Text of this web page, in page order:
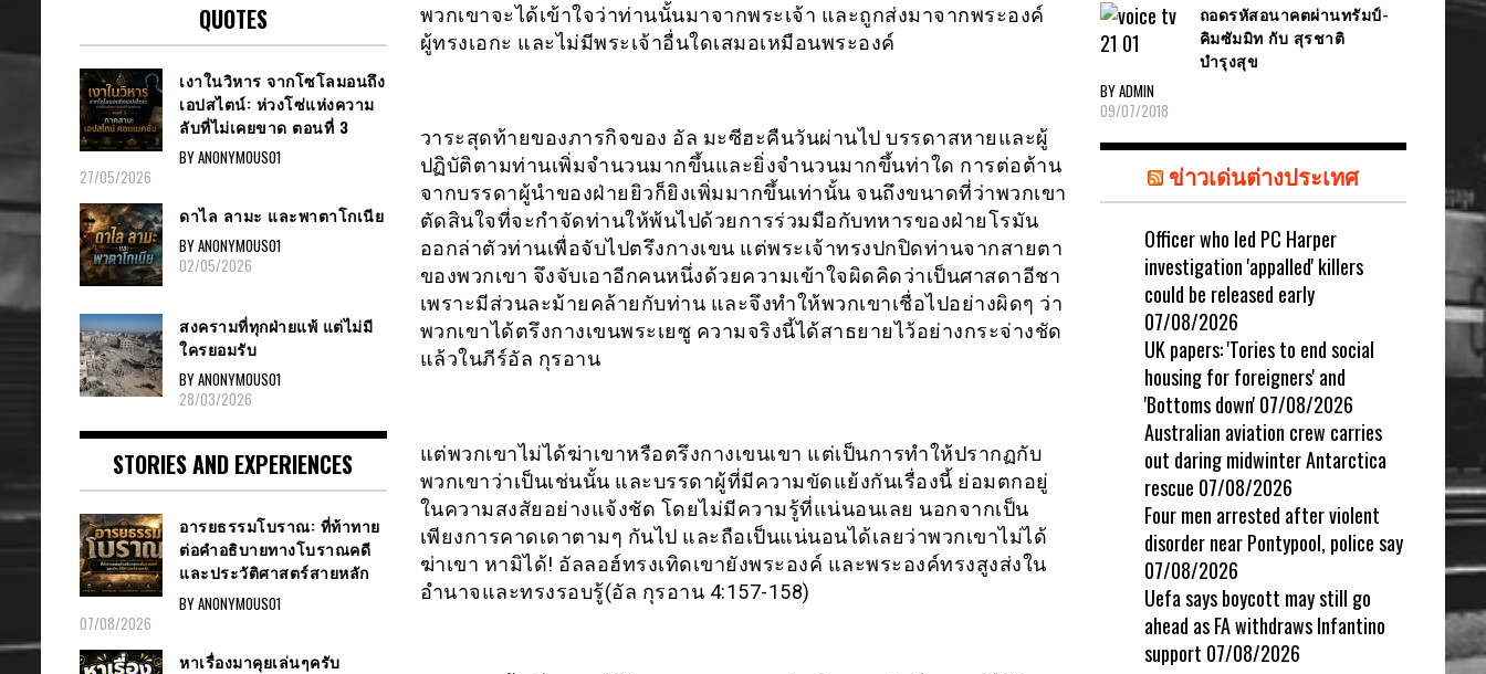
พวกเขาจะได้เข้าใจว่าท่านนั้นมาจากพระเจ้า และถูกส่งมาจากพระองค์
ผู้ทรงเอกะ และไม่มีพระเจ้าอื่นใดเสมอเหมือนพระองค์
วาระสุดท้ายของภารกิจของ อัล มะซีฮะคืนวันผ่านไป บรรดาสหายและผู้
ปฏิบัติตามท่านเพิ่มจำนวนมากขึ้นและยิ่งจำนวนมากขึ้นท่าใด การต่อต้าน
จากบรรดาผู้นำของฝ่ายยิวก็ยิงเพิ่มมากขึ้นเท่านั้น จนถึงขนาดที่ว่าพวกเขา
ตัดสินใจที่จะกำจัดท่านให้พ้นไปด้วยการร่วมมือกับทหารของฝ่ายโรมัน
ออกล่าตัวท่านเพื่อจับไปตรึงกางเขน แต่พระเจ้าทรงปกปิดท่านจากสายตา
ของพวกเขา จึงจับเอาอีกคนหนึ่งด้วยความเข้าใจผิดคิดว่าเป็นศาสดาอีชา
เพราะมีส่วนละม้ายคล้ายกับท่าน และจึงทำให้พวกเขาเชื่อไปอย่างผิดๆ ว่า
พวกเขาได้ตรึงกางเขนพระเยซู ความจริงนี้ได้สาธยายไว้อย่างกระจ่างชัด
แล้วในภีร์อัล กุรอาน
แต่พวกเขาไม่ได้ฆ่าเขาหรือตรึงกางเขนเขา แต่เป็นการทำให้ปรากฏกับ
พวกเขาว่าเป็นเช่นนั้น และบรรดาผู้ที่มีความขัดแย้งกันเรื่องนี้ ย่อมตกอยู่
ในความสงสัยอย่างแจ้งชัด โดยไม่มีความรู้ที่แน่นอนเลย นอกจากเป็น
เพียงการคาดเดาตามๆ กันไป และถือเป็นแน่นอนได้เลยว่าพวกเขาไม่ได้
ฆ่าเขา หามิได้! อัลลอฮ์ทรงเทิดเขายังพระองค์ และพระองค์ทรงสูงส่งใน
อำนาจและทรงรอบรู้(อัล กุรอาน 4:157-158)
QUOTES
เงาในวิหาร จากโซโลมอนถึง
เอปสไตน์: ห่วงโซ่แห่งความ
ลับที่ไม่เคยขาด ตอนที่ 3
BY ANONYMOUS01
27/05/2026
ดาไล ลามะ และพาตาโกเนีย
BY ANONYMOUS01
02/05/2026
สงครามที่ทุกฝ่ายแพ้ แต่ไม่มี
ใครยอมรับ
BY ANONYMOUS01
28/03/2026
STORIES AND EXPERIENCES
อารยธรรมโบราณ: ที่ท้าทาย
ต่อคำอธิบายทางโบราณคดี
และประวัติศาสตร์สายหลัก
BY ANONYMOUS01
07/08/2026
หาเรื่องมาคุยเล่นๆครับ
ถอดรหัสอนาคตผ่านทรัมป์-
คิมซัมมิท กับ สุรชาติ
บำรุงสุข
BY ADMIN
09/07/2018
ข่าวเด่นต่างประเทศ
Officer who led PC Harper
investigation 'appalled' killers
could be released early
07/08/2026
UK papers: 'Tories to end social
housing for foreigners' and
'Bottoms down' 07/08/2026
Australian aviation crew carries
out daring midwinter Antarctica
rescue 07/08/2026
Four men arrested after violent
disorder near Pontypool, police say
07/08/2026
Uefa says boycott may still go
ahead as FA withdraws Infantino
support 07/08/2026